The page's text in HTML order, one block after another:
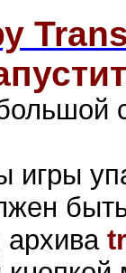
игры
архива